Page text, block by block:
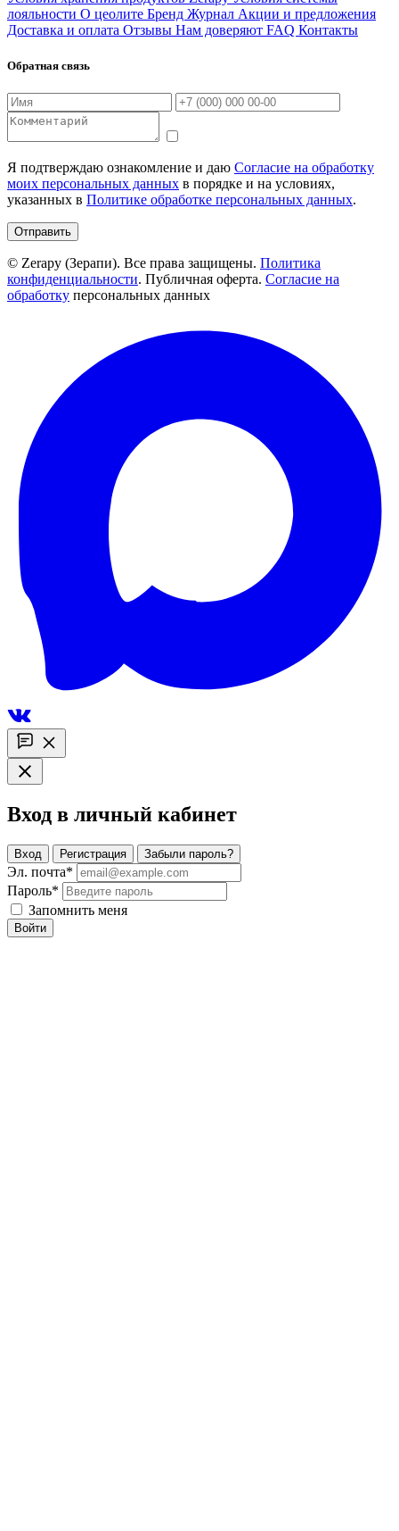
лояльности О цеолите Бренд Журнал Акции и предложения
Доставка и оплата Отзывы Нам доверяют FAQ Контакты
Обратная связь
Я подтверждаю ознакомление и даю Согласие на обработку
моих персональных данных в порядке и на условиях,
указанных в Политике обработке персональных данных.
Отправить
© Zerapy (Зерапи). Все права защищены. Политика
конфиденциальности. Публичная оферта. Согласие на
обработку персональных данных
Вход в личный кабинет
Вход Регистрация Забыли пароль?
Эл. почта*
Пароль*
Запомнить меня
Войти